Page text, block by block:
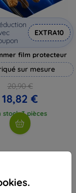
EXTRA10
film protecteur
sur mesure
20,90 €
18,82 €
stock 3 pièces